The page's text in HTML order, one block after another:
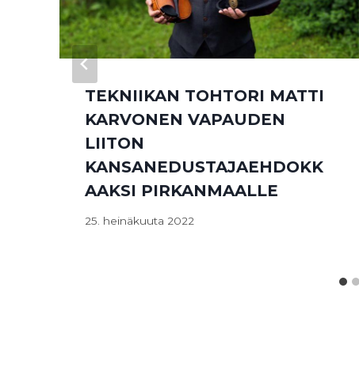
TEKNIIKAN TOHTORI MATTI
KARVONEN VAPAUDEN
LIITON
KANSANEDUSTAJAEHDOKK
AAKSI PIRKANMAALLE
25. heinäkuuta 2022